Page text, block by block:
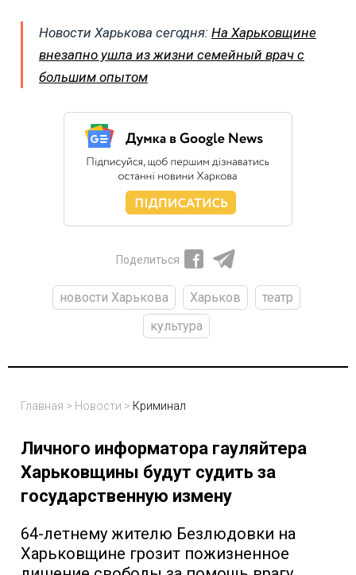
Новости Харькова сегодня: На Харьковщине
внезапно ушла из жизни семейный врач с
большим опытом
Поделиться
новости Харькова Харьков
театр
культура
Главная > Новости > Криминал
Личного информатора гауляйтера
Харьковщины будут судить за
государственную измену
64-летнему жителю Безлюдовки на
Харьковщине грозит пожизненное